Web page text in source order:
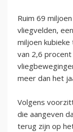
Ruim 69
vliegvelden,
miljoen
van 2,6
meer dan het
Volgens
die aangeven
terug zijn op